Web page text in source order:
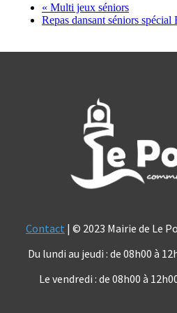
« Multi jeux séniors
Repas dansant séniors spécial
Contact | © 2023 Mairie de Le
Du lundi au jeudi : de 08h00 à
Le vendredi : de 08h00 à